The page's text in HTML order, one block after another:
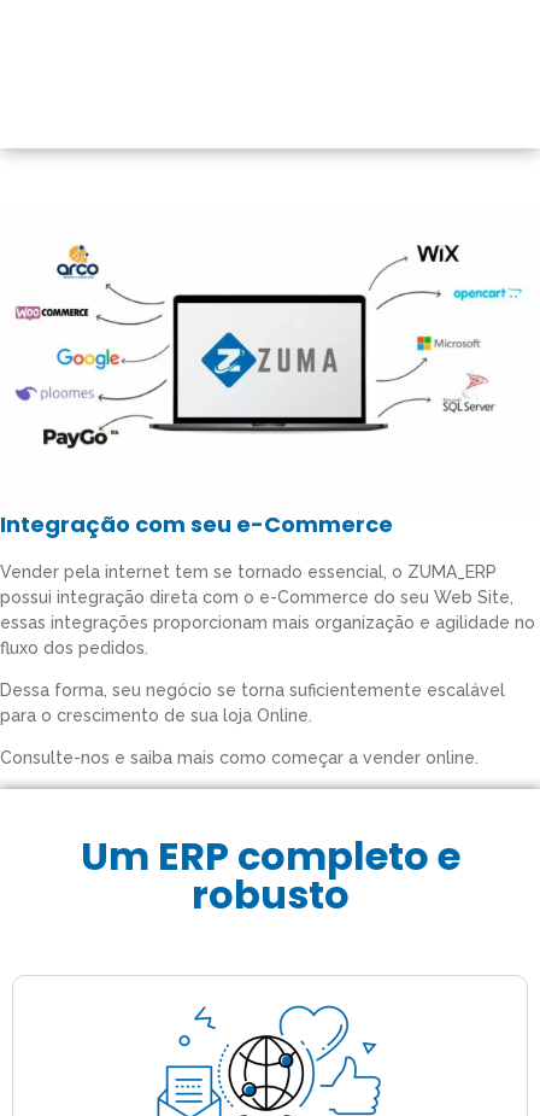
Integração com seu e-Commerce
Vender pela internet tem se tornado essencial, o ZUMA_ERP
possui integração direta com o e-Commerce do seu Web Site,
essas integrações proporcionam mais organização e agilidade no
fluxo dos pedidos.
Dessa forma, seu negócio se torna suficientemente escalável
para o crescimento de sua loja Online.
Consulte-nos e saiba mais como começar a vender online.
Um ERP completo e
robusto